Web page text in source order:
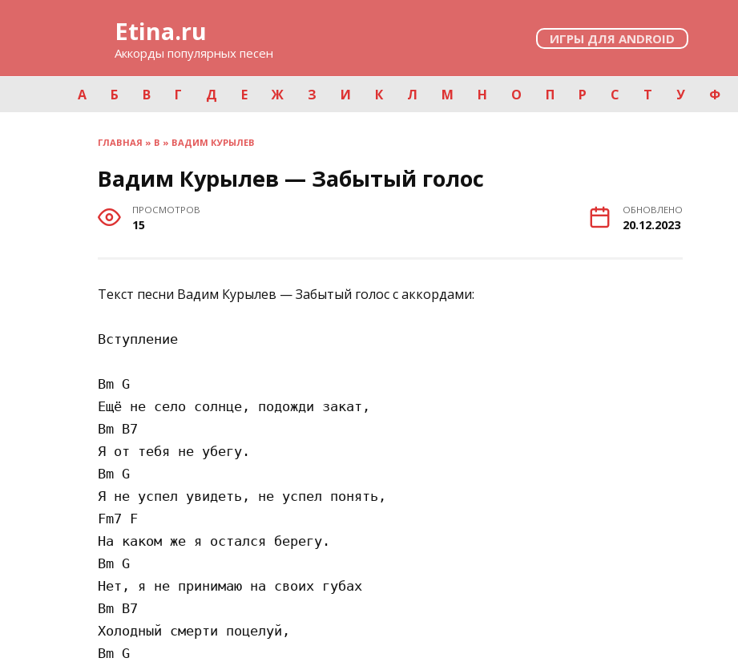
Etina.ru
Аккорды популярных песен
ИГРЫ ДЛЯ ANDROID
А Б В Г Д Е Ж З И К Л М Н О П Р С Т У Ф
ГЛАВНАЯ » В » ВАДИМ КУРЫЛЕВ
Вадим Курылев — Забытый голос
ПРОСМОТРОВ
15
ОБНОВЛЕНО
20.12.2023
Текст песни Вадим Курылев — Забытый голос с аккордами:
Вступление
Bm G
Ещё не село солнце, подожди закат,
Bm B7
Я от тебя не убегу.
Bm G
Я не успел увидеть, не успел понять,
Fm7 F
На каком же я остался берегу.
Bm G
Нет, я не принимаю на своих губах
Bm B7
Холодный смерти поцелуй,
Bm G